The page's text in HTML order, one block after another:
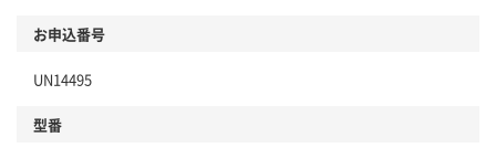
お申込番号
UN14495
型番